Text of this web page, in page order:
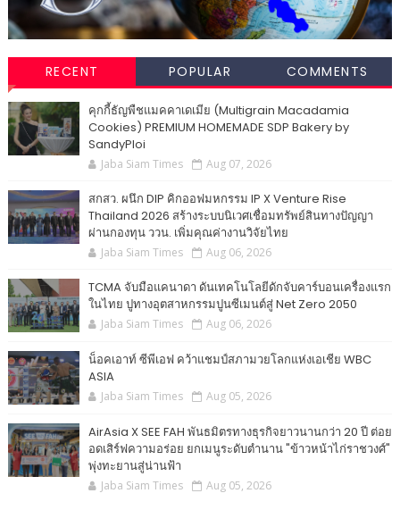
RECENT POPULAR COMMENTS
คุกกี้ธัญพืชแมคคาเดเมีย (Multigrain Macadamia
Cookies) PREMIUM HOMEMADE SDP Bakery by
SandyPloi
Jaba Siam Times Aug 07, 2026
สกสว. ผนึก DIP คิกออฟมหกรรม IP X Venture Rise
Thailand 2026 สร้างระบบนิเวศเชื่อมทรัพย์สินทางปัญญา
ผ่านกองทุน ววน. เพิ่มคุณค่างานวิจัยไทย
Jaba Siam Times Aug 06, 2026
TCMA จับมือแคนาดา ดันเทคโนโลยีดักจับคาร์บอนเครื่องแรก
ในไทย ปูทางอุตสาหกรรมปูนซีเมนต์สู่ Net Zero 2050
Jaba Siam Times Aug 06, 2026
น็อคเอาท์ ซีพีเอฟ คว้าแชมป์สภามวยโลกแห่งเอเชีย WBC
ASIA
Jaba Siam Times Aug 05, 2026
AirAsia X SEE FAH พันธมิตรทางธุรกิจยาวนานกว่า 20 ปี ต่อย
อดเสิร์ฟความอร่อย ยกเมนูระดับตำนาน "ข้าวหน้าไก่ราชวงศ์"
พุ่งทะยานสู่น่านฟ้า
Jaba Siam Times Aug 05, 2026